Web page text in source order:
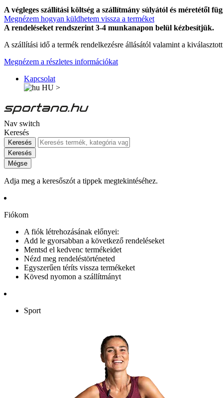
A végleges szállítási költség a szállítmány súlyától és méretétől
Megnézem hogyan küldhetem vissza a terméket
A rendeléseket rendszerint 3-4 munkanapon belül kézbesítjük.
A szállítási idő a termék rendelkezésre állásától valamint a
Megnézem a részletes információkat
Kapcsolat
HU >
Nav switch
Keresés
Keresés
Keresés
Mégse
Adja meg a keresőszót a tippek megtekintéséhez.
Fiókom
A fiók létrehozásának előnyei:
Add le gyorsabban a következő rendeléseket
Mentsd el kedvenc termékeidet
Nézd meg rendeléstörténeted
Egyszerűen téríts vissza termékeket
Kövesd nyomon a szállítmányt
Sport